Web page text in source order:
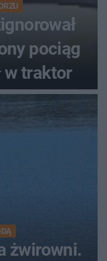
pociąg
w traktor
żwirowni.